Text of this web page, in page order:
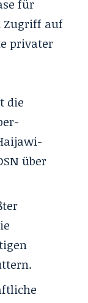
für
Zugriff auf
privater
die
über